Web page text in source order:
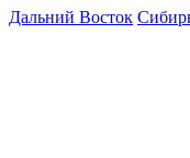
Дальний Восток